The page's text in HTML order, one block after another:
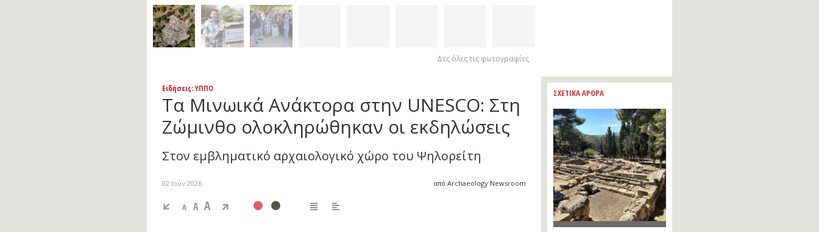
Δες όλες τις φωτογραφίες
Ειδήσεις: ΥΠΠΟ
Τα Μινωικά Ανάκτορα στην UNESCO: Στη
Ζώμινθο ολοκληρώθηκαν οι εκδηλώσεις
Στον εμβληματικό αρχαιολογικό χώρο του Ψηλορείτη
02 Ιούν 2026 από Archaeology Newsroom
A A A
ΣΧΕΤΙΚΑ ΑΡΘΡΑ